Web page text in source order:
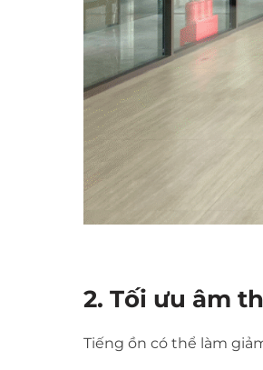
2. Tối ưu âm
Tiếng ồn có thể làm